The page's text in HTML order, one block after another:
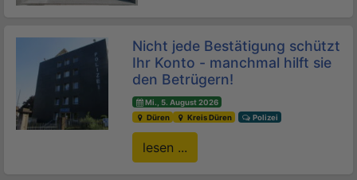
Nicht jede Bestätigung schützt
Ihr Konto - manchmal hilft sie
den Betrügern!
Mi., 5. August 2026
Düren
Kreis Düren Polizei
lesen ...